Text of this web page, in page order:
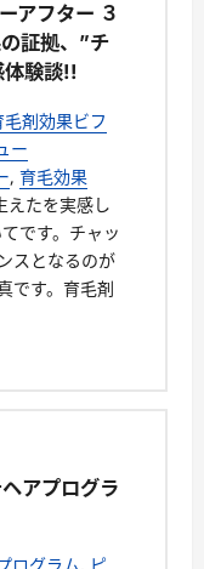
アフター ３
証拠、”チ
体験談!!
毛剤効果ビフ
ー
, 育毛効果
えたを実感し
です。チャッ
スとなるのが
です。育毛剤
アプログラ